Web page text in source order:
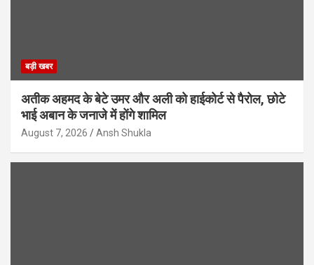
बड़ी खबर
अतीक अहमद के बेटे उमर और अली को हाईकोर्ट से पैरोल, छोटे
भाई अबान के जनाजे में होंगे शामिल
August 7, 2026 Ansh Shukla